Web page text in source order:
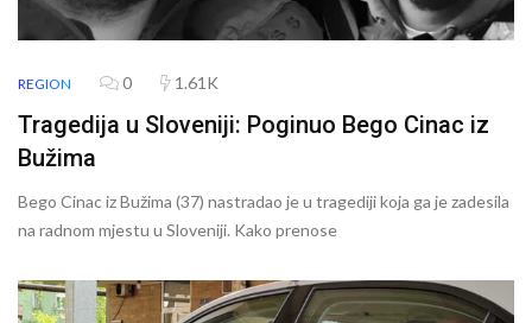
REGION 0 1.61K
Tragedija u Sloveniji: Poginuo Bego Cinac iz
Bužima
Bego Cinac iz Bužima (37) nastradao je u tragediji koja ga je zadesila
na radnom mjestu u Sloveniji. Kako prenose